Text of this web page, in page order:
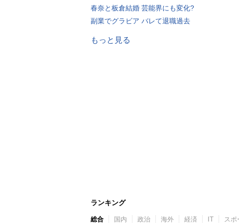
春奈と板倉結婚 芸能界にも変化?
副業でグラビア バレて退職過去
もっと見る
ランキング
総合 国内 政治 海外 経済 IT スポ